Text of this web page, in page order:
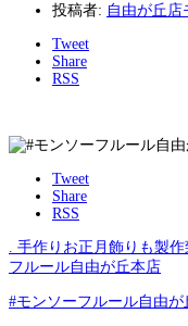
投稿者: 自由が丘店
Tweet
Share
RSS
Tweet
Share
RSS
. 手作りお正月飾りも製
フルール自由が丘本店
#モンソーフルール自由が